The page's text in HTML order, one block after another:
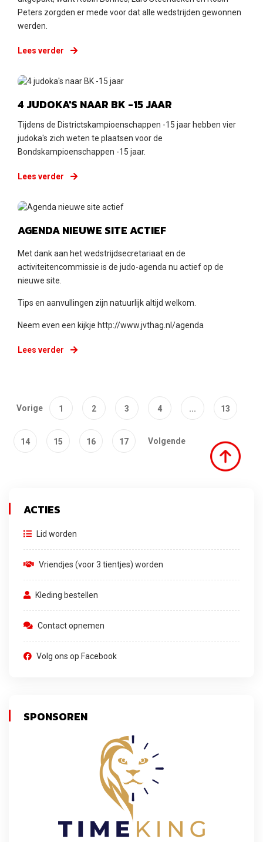
Peters zorgden er mede voor dat alle wedstrijden gewonnen
werden.
Lees verder
Zondag 18 maart 2018
4 JUDOKA'S NAAR BK -15 JAAR
Tijdens de Districtskampioenschappen -15 jaar hebben vier
judoka's zich weten te plaatsen voor de
Bondskampioenschappen -15 jaar.
Lees verder
Zondag 11 maart 2018
AGENDA NIEUWE SITE ACTIEF
Met dank aan het wedstrijdsecretariaat en de
activiteitencommissie is de judo-agenda nu actief op de
nieuwe site.
Tips en aanvullingen zijn natuurlijk altijd welkom.
Neem even een kijkje http://www.jvthag.nl/agenda
Lees verder
Vorige 1 2 3 4 ... 13
14 15 16 17 Volgende
ACTIES
Lid worden
Vriendjes (voor 3 tientjes) worden
Kleding bestellen
Contact opnemen
Volg ons op Facebook
SPONSOREN